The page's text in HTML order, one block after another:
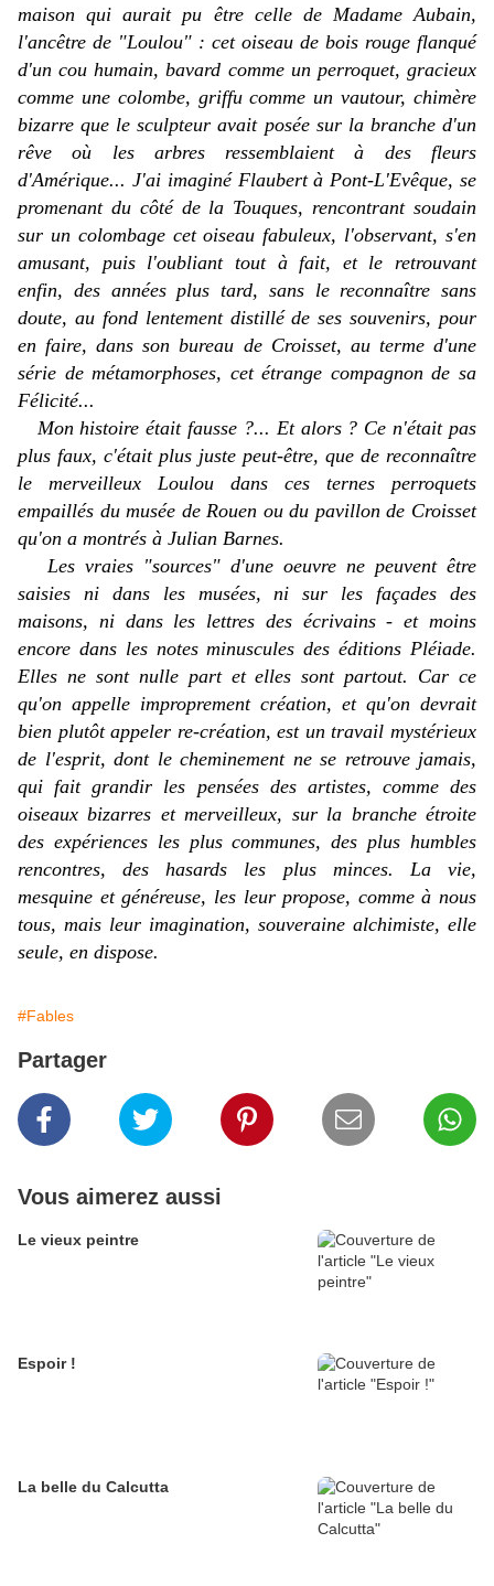
maison quiaurait pu être celle de Madame Aubain,
l'ancêtre de "Loulou" : cet oiseau de bois rouge flanqué
d'un cou humain, bavard comme un perroquet, gracieux
comme une colombe, griffu comme un vautour, chimère
bizarre que le sculpteur avait posée sur la branche d'un
rêve où les arbres ressemblaient à des fleurs
d'Amérique... J'ai imaginé Flaubert à Pont-L'Evêque, se
promenant du côté de la Touques, rencontrant soudain
sur un colombage cet oiseau fabuleux, l'observant, s'en
amusant, puis l'oubliant tout à fait, et le retrouvant
enfin, des années plus tard, sans le reconnaître sans
doute, au fond lentement distillé de ses souvenirs, pour
en faire, dans son bureau de Croisset, au terme d'une
série de métamorphoses, cet étrange compagnon de sa
Félicité...
Mon histoire était fausse ?... Et alors ? Ce n'était pas
plus faux, c'était plus juste peut-être, que de reconnaître
le merveilleux Loulou dans ces ternes perroquets
empaillés du musée de Rouen ou du pavillon de Croisset
qu'on a montrés à Julian Barnes.
Les vraies "sources" d'une oeuvre ne peuvent être
saisies ni dans les musées, ni sur les façades des
maisons, ni dans les lettres des écrivains - et moins
encore dans les notes minuscules des éditions Pléiade.
Elles ne sont nulle part et elles sont partout. Car ce
qu'on appelle improprement création, et qu'on devrait
bien plutôt appeler re-création, est un travail mystérieux
de l'esprit, dont le cheminement ne se retrouve jamais,
qui fait grandir les pensées des artistes, comme des
oiseaux bizarres et merveilleux, sur la branche étroite
des expériences les plus communes, des plus humbles
rencontres, des hasards les plus minces. La vie,
mesquine et généreuse, les leur propose, comme à nous
tous, mais leur imagination, souveraine alchimiste, elle
seule, en dispose.
#Fables
Partager
Vous aimerez aussi
Le vieux peintre
Espoir !
La belle du Calcutta